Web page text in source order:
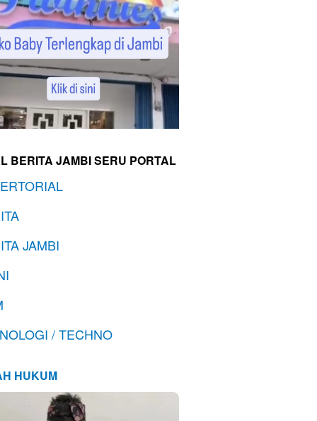
BERITA JAMBI SERU PORTAL
JAMBI
/ TECHNO
HUKUM